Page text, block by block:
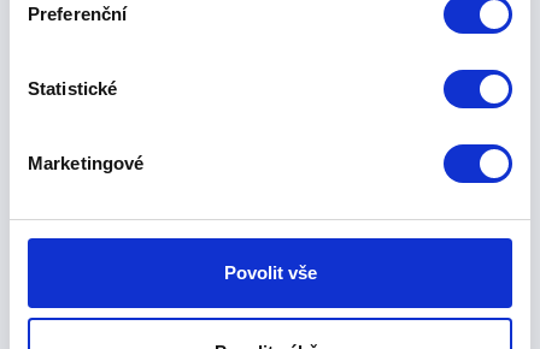
Preferenční
Statistické
Marketingové
Povolit vše
integračním partnerem
integraci? Vyplňte nám
uveďte, co potřebujete.
Brzy se vám oz veme.